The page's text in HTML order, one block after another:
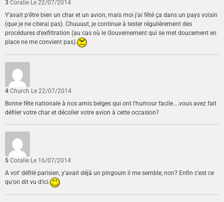
3 Coralie Le 22/07/2014
Y'avait p'être bien un char et un avion, mais moi j'ai fêté ça dans un pays voisin
(que je ne citerai pas). Chuuuut, je continue à tester régulièrement des
procédures d'exfiltration (au cas où le Gouvernement qui se met doucement en
place ne me convient pas).
4 Church Le 22/07/2014
Bonne fête nationale à nos amis belges qui ont l'humour facile....vous avez fait
défiler votre char et décoller votre avion à cette occasion?
5 Coralie Le 16/07/2014
A vot' défilé parisien, y'avait déjà un pingouin il me semble, non? Enfin c'est ce
qu'on dit vu d'ici.